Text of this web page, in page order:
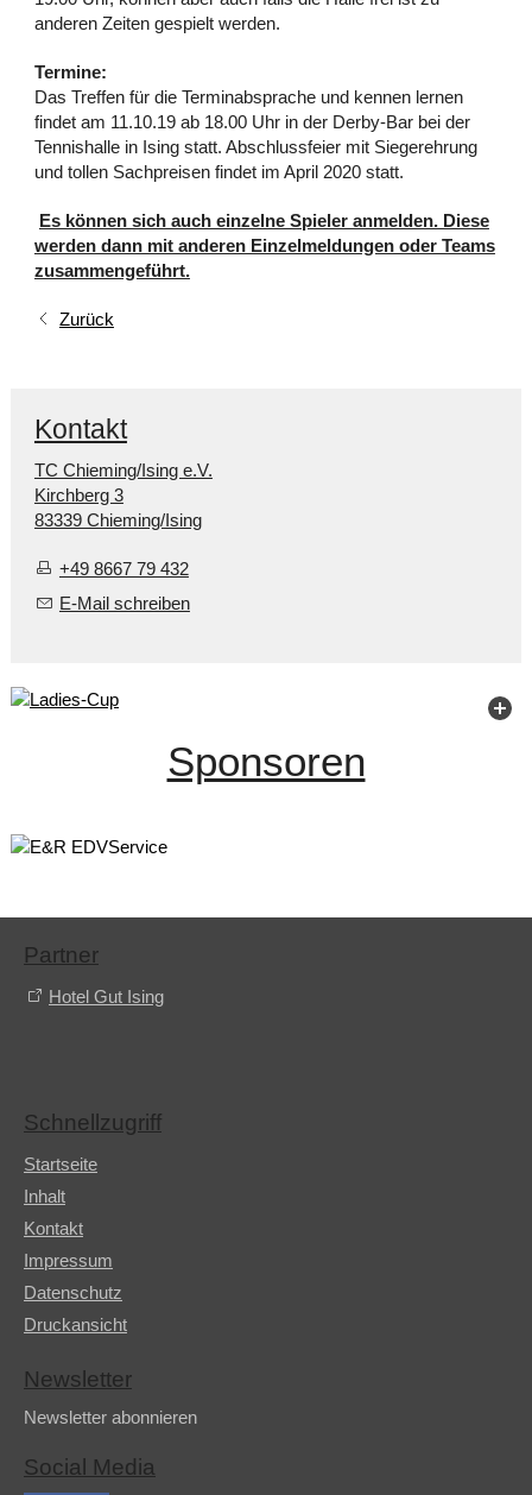
anderen Zeiten gespielt werden.
Termine:
Das Treffen für die Terminabsprache und kennen lernen
findet am 11.10.19 ab 18.00 Uhr in der Derby-Bar bei der
Tennishalle in Ising statt. Abschlussfeier mit Siegerehrung
und tollen Sachpreisen findet im April 2020 statt.
Es können sich auch einzelne Spieler anmelden. Diese
werden dann mit anderen Einzelmeldungen oder Teams
zusammengeführt.
Zurück
Kontakt
TC Chieming/Ising e.V.
Kirchberg 3
83339 Chieming/Ising
+49 8667 79 432
E-Mail schreiben
Sponsoren
Partner
Hotel Gut Ising
Schnellzugriff
Startseite
Inhalt
Kontakt
Impressum
Datenschutz
Druckansicht
Newsletter
Newsletter abonnieren
Social Media